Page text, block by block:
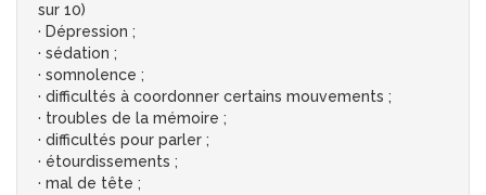
sur 10)
· Dépression ;
· sédation ;
· somnolence ;
· difficultés à coordonner certains mouvements ;
· troubles de la mémoire ;
· difficultés pour parler ;
· étourdissements ;
· mal de tête ;